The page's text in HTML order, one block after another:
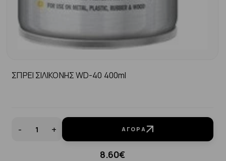
ΣΠΡΕΙ ΣΙΛΙΚΟΝΗΣ WD-40 400ml
- + ΑΓΟΡΆ
8.60€